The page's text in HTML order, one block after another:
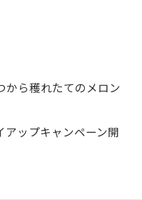
から穫れたてのメロン
アップキャンペーン開